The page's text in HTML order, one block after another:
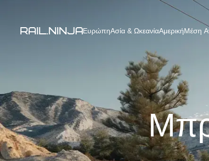
ΕυρώπηΑσία & ΩκεανίαΑμερικήΜέση